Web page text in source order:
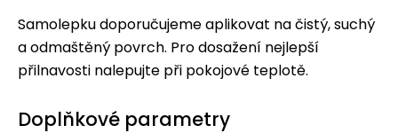
Samolepku doporučujeme aplikovat na čistý, suchý
a odmaštěný povrch. Pro dosažení nejlepší
přilnavosti nalepujte při pokojové teplotě.
Doplňkové parametry